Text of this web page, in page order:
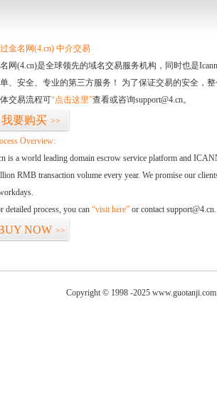
金名网(4.cn) 中介交易
网(4.cn)是全球领先的域名交易服务机构，同时也是
、安全、专业的第三方服务！ 为了保证交易的安全，整
交易流程可“点击这里”查看或咨询support@4.cn。
我要购买 >>
Overview:
is a world leading domain escrow service platform and
RMB transaction volume every year. We promise our
detailed process, you can “visit here” or contact support@4.cn.
NOW >>
Copyright © 1998 -2025